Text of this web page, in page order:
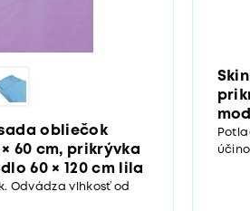
obliečok
60 cm, prikrývka
60 × 120 cm lila
Odvádza vlhkosť od